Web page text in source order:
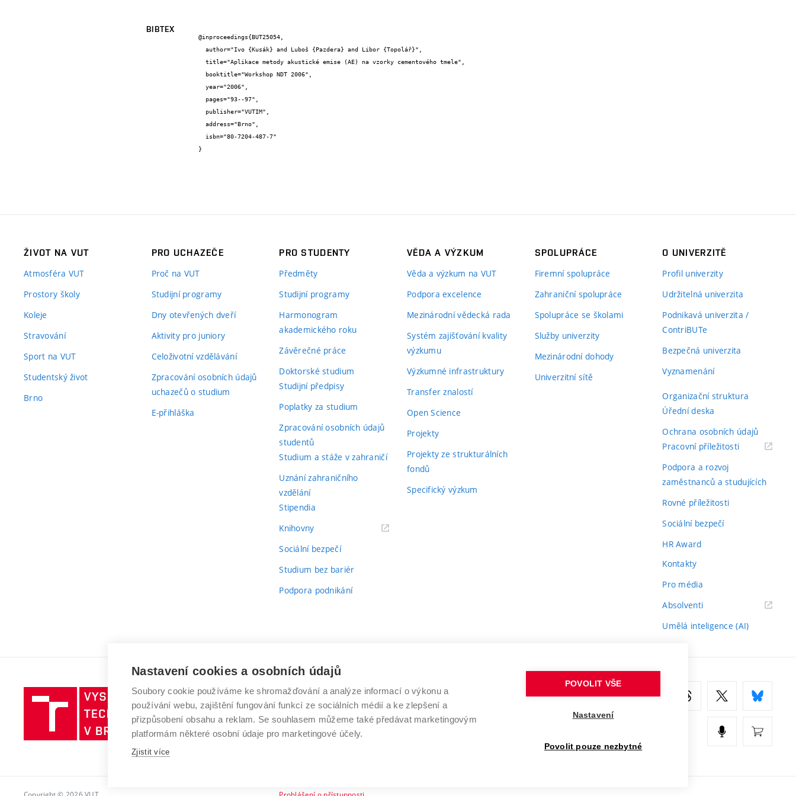
BIBTEX
@inproceedings{BUT25054,
}
ŽIVOT NA VUT
Atmosféra VUT
Prostory školy
Koleje
Stravování
Sport na VUT
Studentský život
Brno
PRO UCHAZEČE
Proč na VUT
Studijní programy
Dny otevřených dveří
Aktivity pro juniory
Celoživotní vzdělávání
Zpracování osobních údajů
uchazečů o studium
E-přihláška
PRO STUDENTY
Předměty
Studijní programy
Harmonogram
akademického roku
Závěrečné práce
Doktorské studium
Studijní předpisy
Poplatky za studium
Zpracování osobních údajů
studentů
Studium a stáže v zahraničí
Uznání zahraničního
vzdělání
Stipendia
Knihovny(externí
Sociální bezpečí
Studium bez bariér
Podpora podnikání
VĚDA A VÝZKUM
Věda a výzkum na VUT
Podpora excelence
Mezinárodní vědecká rada
Systém zajišťování kvality
výzkumu
Výzkumné infrastruktury
Transfer znalostí
Open Science
Projekty
Projekty ze strukturálních
fondů
Specifický výzkum
SPOLUPRÁCE
Firemní spolupráce
Zahraniční spolupráce
Spolupráce se školami
Služby univerzity
Mezinárodní dohody
Univerzitní sítě
O UNIVERZITĚ
Profil univerzity
Udržitelná univerzita
Podnikavá univerzita /
ContriBUTe
Bezpečná univerzita
Vyznamenání
Organizační struktura
Úřední deska
Ochrana osobních údajů
Pracovní příležitosti(externí
Podpora a rozvoj
zaměstnanců a studujících
Rovné příležitosti
Sociální bezpečí
HR Award
Kontakty
Pro média
Absolventi(externí
Umělá inteligence (AI)
Vysoké
učení
technické
v
VYSOKÉ UČENÍ TECHNICKÉ V BRNĚ
Antonínská 548/1
602 00 Brno
www.vut.cz
Copyright © 2026 VUT Prohlášení o přístupnosti
Nastavení cookies a osobních údajů
Soubory cookie používáme ke shromažďování a analýze informací o výkonu a
používání webu, zajištění fungování funkcí ze sociálních médií a ke zlepšení a
přizpůsobení obsahu a reklam. Se souhlasem můžeme také předávat marketingovým
platformám některé osobní údaje pro marketingové účely.
Zjistit více
POVOLIT VŠE
Nastavení
Povolit pouze nezbytné